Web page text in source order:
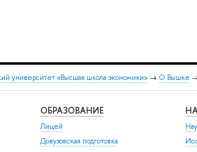
университет «Высшая школа экономики» → О Вышке
ОБРАЗОВАНИЕ
Лицей
Довузовская подготовка